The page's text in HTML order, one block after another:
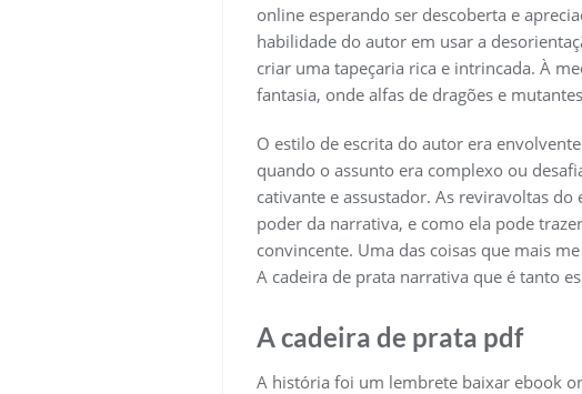
online esperando ser descoberta e
habilidade do autor em usar a
criar uma tapeçaria rica e intrincada. À
fantasia, onde alfas de dragões e
O estilo de escrita do autor era
quando o assunto era complexo ou
cativante e assustador. As reviravoltas
poder da narrativa, e como ela pode
convincente. Uma das coisas que mais
A cadeira de prata narrativa que é tanto
A cadeira de prata pdf
A história foi um lembrete baixar ebook